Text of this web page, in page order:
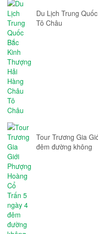
Du Lịch Trung
Tô Châu
Tour Trương Gia
đêm đường không